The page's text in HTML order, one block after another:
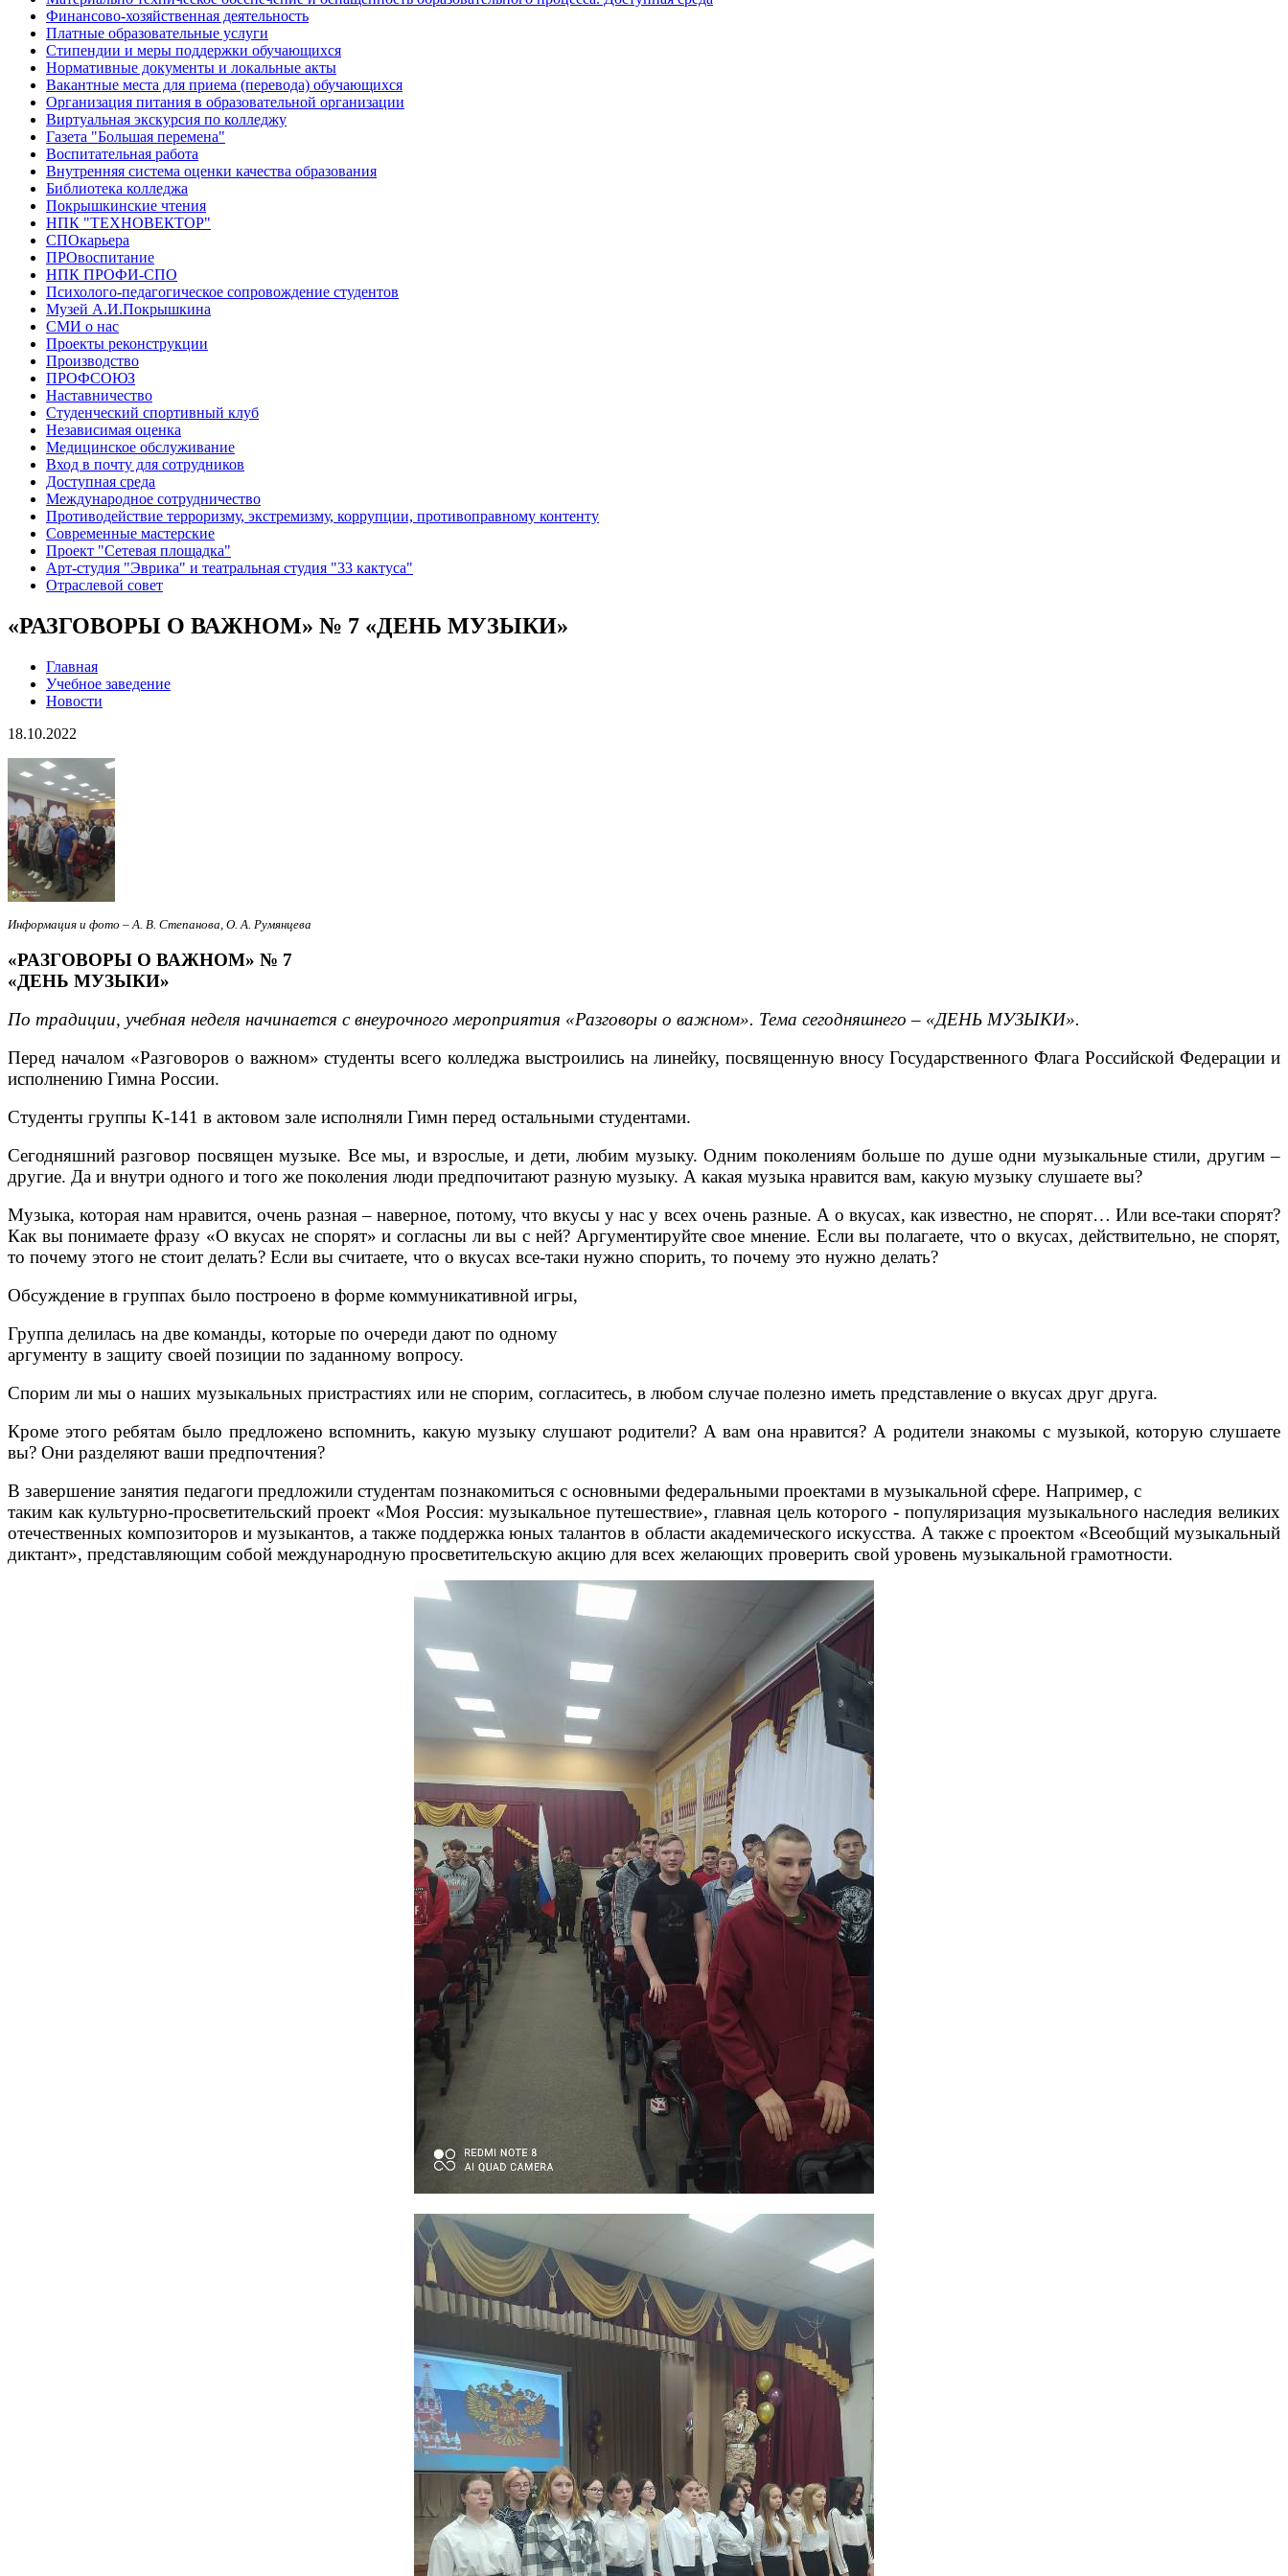
Финансово-хозяйственная деятельность
Платные образовательные услуги
Стипендии и меры поддержки обучающихся
Нормативные документы и локальные акты
Вакантные места для приема (перевода) обучающихся
Организация питания в образовательной организации
Виртуальная экскурсия по колледжу
Газета "Большая перемена"
Воспитательная работа
Внутренняя система оценки качества образования
Библиотека колледжа
Покрышкинские чтения
НПК "ТЕХНОВЕКТОР"
СПОкарьера
ПРОвоспитание
НПК ПРОФИ-СПО
Психолого-педагогическое сопровождение студентов
Музей А.И.Покрышкина
СМИ о нас
Проекты реконструкции
Производство
ПРОФСОЮЗ
Наставничество
Студенческий спортивный клуб
Независимая оценка
Медицинское обслуживание
Вход в почту для сотрудников
Доступная среда
Международное сотрудничество
Противодействие терроризму, экстремизму, коррупции, противоправному контенту
Современные мастерские
Проект "Сетевая площадка"
Арт-студия "Эврика" и театральная студия "33 кактуса"
Отраслевой совет
«РАЗГОВОРЫ О ВАЖНОМ» № 7 «ДЕНЬ МУЗЫКИ»
Главная
Учебное заведение
Новости
18.10.2022
Информация и фото – А. В. Степанова, О. А. Румянцева
«РАЗГОВОРЫ О ВАЖНОМ» № 7
«ДЕНЬ МУЗЫКИ»
По традиции, учебная неделя начинается с внеурочного мероприятия «Разговоры о важном». Тема сегодняшнего – «ДЕНЬ МУЗЫКИ».
Перед началом «Разговоров о важном» студенты всего колледжа выстроились на линейку, посвященную вносу Государственного Флага Российской Федерации и
исполнению Гимна России.
Студенты группы К-141 в актовом зале исполняли Гимн перед остальными студентами.
Сегодняшний разговор посвящен музыке. Все мы, и взрослые, и дети, любим музыку. Одним поколениям больше по душе одни музыкальные стили, другим –
другие. Да и внутри одного и того же поколения люди предпочитают разную музыку. А какая музыка нравится вам, какую музыку слушаете вы?
Музыка, которая нам нравится, очень разная – наверное, потому, что вкусы у нас у всех очень разные. А о вкусах, как известно, не спорят… Или все-таки спорят?
Как вы понимаете фразу «О вкусах не спорят» и согласны ли вы с ней? Аргументируйте свое мнение. Если вы полагаете, что о вкусах, действительно, не спорят,
то почему этого не стоит делать? Если вы считаете, что о вкусах все-таки нужно спорить, то почему это нужно делать?
Обсуждение в группах было построено в форме коммуникативной игры,
Группа делилась на две команды, которые по очереди дают по одному
аргументу в защиту своей позиции по заданному вопросу.
Спорим ли мы о наших музыкальных пристрастиях или не спорим, согласитесь, в любом случае полезно иметь представление о вкусах друг друга.
Кроме этого ребятам было предложено вспомнить, какую музыку слушают родители? А вам она нравится? А родители знакомы с музыкой, которую слушаете
вы? Они разделяют ваши предпочтения?
В завершение занятия педагоги предложили студентам познакомиться с основными федеральными проектами в музыкальной сфере. Например, с
таким как культурно-просветительский проект «Моя Россия: музыкальное путешествие», главная цель которого - популяризация музыкального наследия великих
отечественных композиторов и музыкантов, а также поддержка юных талантов в области академического искусства. А также с проектом «Всеобщий музыкальный
диктант», представляющим собой международную просветительскую акцию для всех желающих проверить свой уровень музыкальной грамотности.